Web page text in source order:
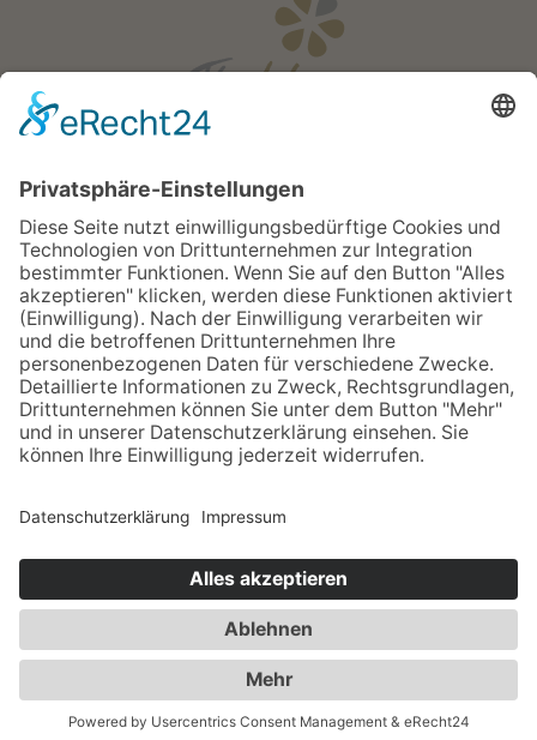
Öffnungszeiten
Mo - Fr:
08:00 - 18:00 Uhr
Sa:
08:00 - 12:00 Uhr
Apotheken Notdienst:
Bereitschaftsdienste
Datenschutz
Cookies
Login